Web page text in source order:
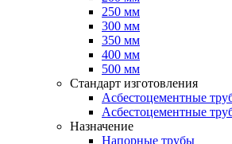
250 мм
300 мм
350 мм
400 мм
500 мм
Стандарт изготовления
Асбестоцементные
Асбестоцементные
Назначение
Напорные трубы